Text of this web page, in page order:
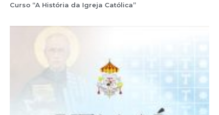
Curso “A História da Igreja Católica”